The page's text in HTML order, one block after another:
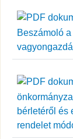
Beszámoló
bérletéről és
rendelet